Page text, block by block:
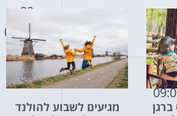
32
מגיעים לשבוע להולנד